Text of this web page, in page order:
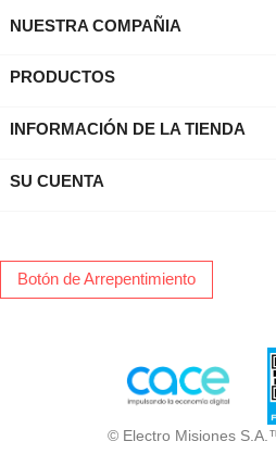
NUESTRA COMPAÑIA
PRODUCTOS
INFORMACIÓN DE LA TIENDA
SU CUENTA
Botón de Arrepentimiento
© Electro Misiones